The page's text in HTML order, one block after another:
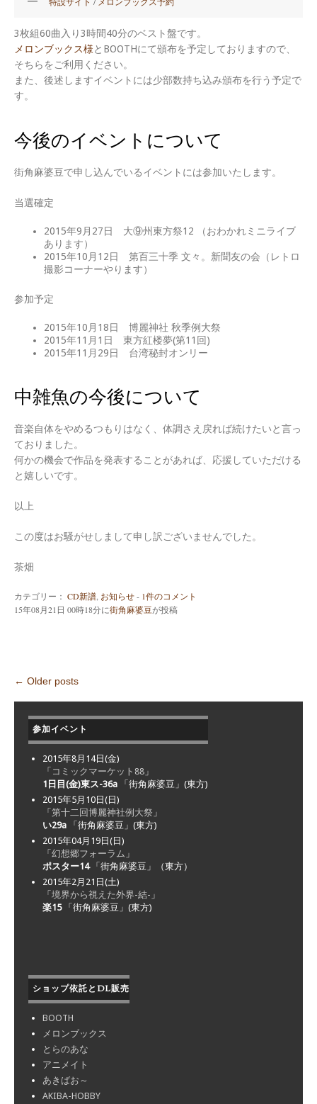
3枚組60曲入り3時間40分のベスト盤です。
メロンブックス様とBOOTHにて頒布を予定しておりますので、
そちらをご利用ください。
また、後述しますイベントには少部数持ち込み頒布を行う予定で
す。
今後のイベントについて
街角麻婆豆で申し込んでいるイベントには参加いたします。
当選確定
2015年9月27日 大⑨州東方祭12 （おわかれミニライブ
あります）
2015年10月12日 第百三十季 文々。新聞友の会（レトロ
撮影コーナーやります）
参加予定
2015年10月18日 博麗神社 秋季例大祭
2015年11月1日 東方紅楼夢(第11回)
2015年11月29日 台湾秘封オンリー
中雑魚の今後について
音楽自体をやめるつもりはなく、体調さえ戻れば続けたいと言っ
ておりました。
何かの機会で作品を発表することがあれば、応援していただける
と嬉しいです。
以上
この度はお騒がせしまして申し訳ございませんでした。
茶畑
カテゴリー： CD新譜 お知らせ- 1件のコメント
15年08月21日 00時18分に街角麻婆豆が投稿
Post navigation
← Older posts
参加イベント
2015年8月14日(金)
「 コミックマーケット88 」
1日目(金)東ス-36a 「街角麻婆豆」(東方)
2015年5月10日(日)
「 第十二回博麗神社例大祭 」
い29a 「街角麻婆豆」(東方)
2015年04月19日(日)
「 幻想郷フォーラム 」
ポスター14「街角麻婆豆」（東方）
2015年2月21日(土)
「 境界から視えた外界-結- 」
楽15「街角麻婆豆」(東方)
ショップ依託とDL販売
BOOTH
メロンブックス
とらのあな
アニメイト
あきばお～
AKIBA-HOBBY